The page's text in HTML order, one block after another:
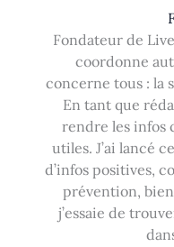
Fondateur de
coordonne
concerne tous : la
En tant que
rendre les infos
utiles. J’ai lancé
d’infos positives,
prévention,
j’essaie de